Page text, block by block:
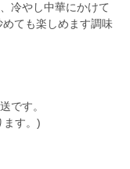
冷やし中華にかけて
ても楽しめます調味
です。
ます。)